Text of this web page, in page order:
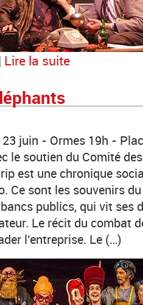
Lire la suite
juin - Ormes 19h -
le soutien du Comité
est une chronique
Ce sont les souvenirs
publics, qui vit ses
Le récit du combat
l’entreprise. Le (…)